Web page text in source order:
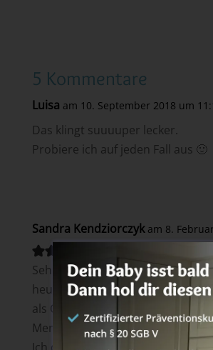
5 Kommentare
Luisa am 10. September 2018 um
Das klingt suuuuper lecker.
Probiere ich auf jeden Fall aus 🙂
Sandra Kendziorczyk am 8.
Sehr , sehr lecker,
heute habe ich Euer Rezept
als Obst Orangen genommen und
Menge des Gelierzucker!